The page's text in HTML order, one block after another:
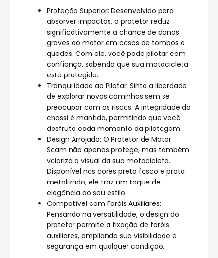
Proteção Superior: Desenvolvido para
absorver impactos, o protetor reduz
significativamente a chance de danos
graves ao motor em casos de tombos e
quedas. Com ele, você pode pilotar com
confiança, sabendo que sua motocicleta
está protegida.
Tranquilidade ao Pilotar: Sinta a liberdade
de explorar novos caminhos sem se
preocupar com os riscos. A integridade do
chassi é mantida, permitindo que você
desfrute cada momento da pilotagem.
Design Arrojado: O Protetor de Motor
Scam não apenas protege, mas também
valoriza o visual da sua motocicleta.
Disponível nas cores preto fosco e prata
metalizado, ele traz um toque de
elegância ao seu estilo.
Compatível com Faróis Auxiliares:
Pensando na versatilidade, o design do
protetor permite a fixação de faróis
auxiliares, ampliando sua visibilidade e
segurança em qualquer condição.